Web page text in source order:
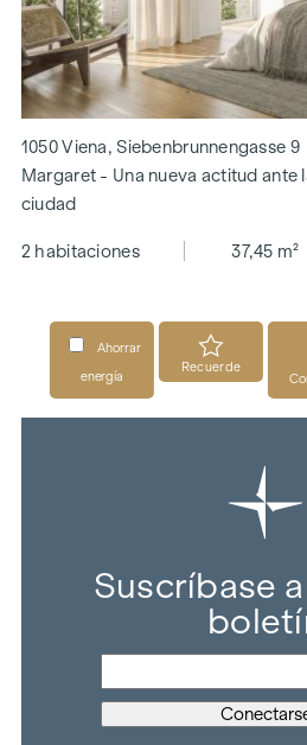
1050 Viena, Siebenbrunnengasse 9
Margaret - Una nueva actitud ante
ciudad
2 habitaciones 37,45 m²
Ahorrar
energía
Recuerde
Suscríbase